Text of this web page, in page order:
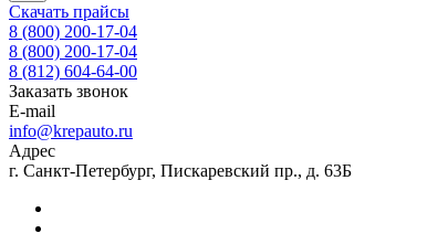
Скачать прайсы
8 (800) 200-17-04
8 (800) 200-17-04
8 (812) 604-64-00
Заказать звонок
E-mail
info@krepauto.ru
Адрес
г. Санкт-Петербург, Пискаревский пр., д. 63Б